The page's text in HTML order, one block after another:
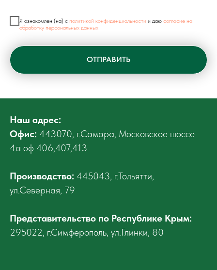
Я ознакомлен (на) с политикой конфиденциальности и даю согласие на
обработку персональных данных
ОТПРАВИТЬ
Наш адрес:
Офис: 443070, г.Самара, Московское шоссе
4а оф 406,407,413
Производство: 445043, г.Тольятти,
ул.Северная, 79
Представительство по Республике Крым:
295022, г.Симферополь, ул.Глинки, 80